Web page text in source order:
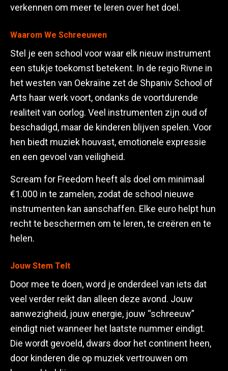
verkennen om meer te leren over het doel.
Waarom We Schreeuwen
Stel je een school voor waar elk nieuw instrument
een stukje toekomst betekent. In de regio Rivne in
het westen van Oekraïne zet de Shpaniv School of
Arts haar werk voort, ondanks de voortdurende
realiteit van oorlog. Veel instrumenten zijn oud of
beschadigd, maar de kinderen blijven spelen. Voor
hen biedt muziek houvast, emotionele expressie
en een gevoel van veiligheid.
Scream for Freedom heeft als doel om minimaal
€1.000 in te zamelen, zodat de school nieuwe
instrumenten kan aanschaffen. Elke euro helpt hun
recht te beschermen om te leren, te creëren en te
helen.
Jouw Stem Telt
Door mee te doen, word je onderdeel van iets dat
veel verder reikt dan alleen deze avond. Jouw
aanwezigheid, jouw energie, jouw “schreeuw”
eindigt niet wanneer het laatste nummer eindigt.
Die wordt gevoeld, dwars door het continent heen,
door kinderen die op muziek vertrouwen om